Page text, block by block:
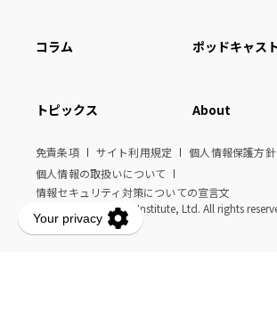
コラム ポッドキャス
トピックス About
免責条項 サイト利用規定
個人情報保護方針
個人情報の取扱いについて
情報セキュリティ対策についての宣言文
© Nomura Research Institute, Ltd. All rights